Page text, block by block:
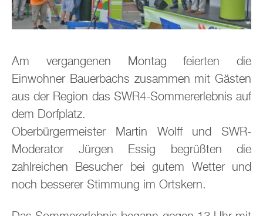
Am vergangenen Montag feierten die
Einwohner Bauerbachs zusammen mit Gästen
aus der Region das SWR4-Sommererlebnis auf
dem Dorfplatz.
Oberbürgermeister Martin Wolff und SWR-
Moderator Jürgen Essig begrüßten die
zahlreichen Besucher bei gutem Wetter und
noch besserer Stimmung im Ortskern.